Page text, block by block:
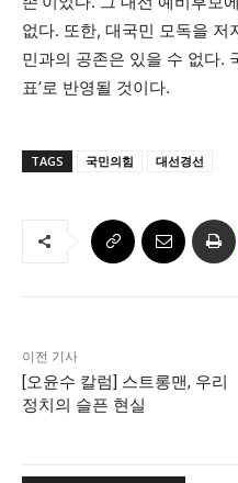
없다. 또한, 대국민 모독을 저
민과의 공존은 있을 수 없다.
표’로 반영될 것이다.
TAGS 국민의힘 대선경선
이전 기사
[오윤수 칼럼] 스트롱맨, 우리
정치의 슬픈 현실